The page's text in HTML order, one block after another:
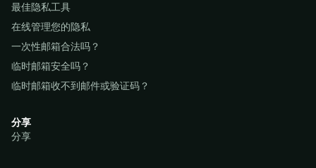
最佳隐私工具
在线管理您的隐私
一次性邮箱合法吗？
临时邮箱安全吗？
临时邮箱收不到邮件或验证码？
分享
分享